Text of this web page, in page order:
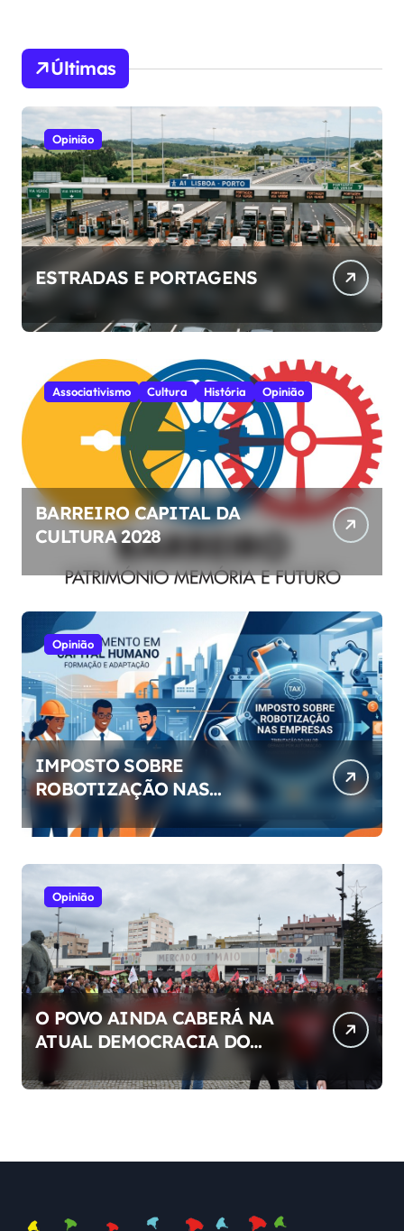
Últimas
Opinião
ESTRADAS E PORTAGENS
Associativismo Cultura História Opinião
BARREIRO CAPITAL DA
CULTURA 2028
Opinião
IMPOSTO SOBRE
ROBOTIZAÇÃO NAS
EMPRESAS
Opinião
O POVO AINDA CABERÁ NA
ATUAL DEMOCRACIA DO